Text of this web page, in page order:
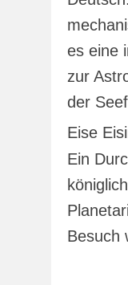
es eine
zur
der
Eise
Ein
Besuch